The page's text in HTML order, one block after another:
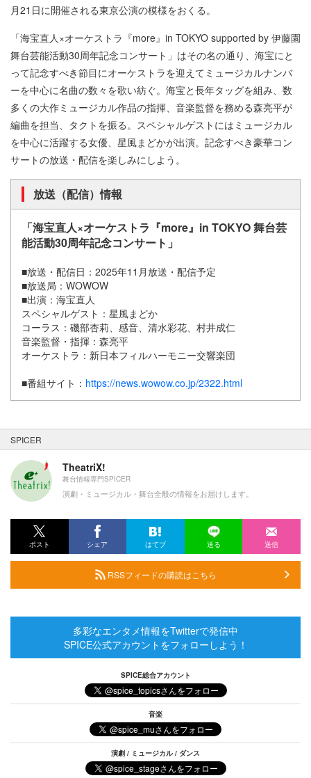
月21日に開催される東京公演の模様をおくる。
「海宝直人×オーケストラ『more』in TOKYO supported by 伊藤園
舞台芸能活動30周年記念コンサート」はその名の通り、海宝にと
って記念すべき節目にオーケストラを迎えてミュージカルナンバ
ーを中心に名曲の数々を歌い紡ぐ。海宝と長年タッグを組み、数
多くの大作ミュージカル作品の指揮、音楽監督を務める森亮平が
編曲を担当、タクトを振る。スペシャルゲストにはミュージカル
を中心に活躍する女優、星風まどかが出演。記念すべき豪華コン
サートの放送・配信を楽しみにしよう。
放送（配信）情報
「海宝直人×オーケストラ『more』in TOKYO 舞台芸
能活動30周年記念コンサート」
■放送・配信日：2025年11月放送・配信予定
■放送局：WOWOW
■出演：海宝直人
スペシャルゲスト：星風まどか
コーラス：磯部杏莉、感音、清水彩花、村井成仁
音楽監督・指揮：森亮平
オーケストラ：新日本フィルハーモニー交響楽団
■番組サイト： https://news.wowow.co.jp/2322.html
SPICER
TheatriX!
舞台情報専門SPICER
演劇・ミュージカル・舞台全般の情報をお届けします。
ポスト シェア はてブ 送る 送信
RSSフィードの購読はこちら
多彩なエンタメ情報をTwitterで発信中
SPICE公式アカウントをフォローしよう！
SPICE総合アカウント
音楽
演劇 / ミュージカル / ダンス